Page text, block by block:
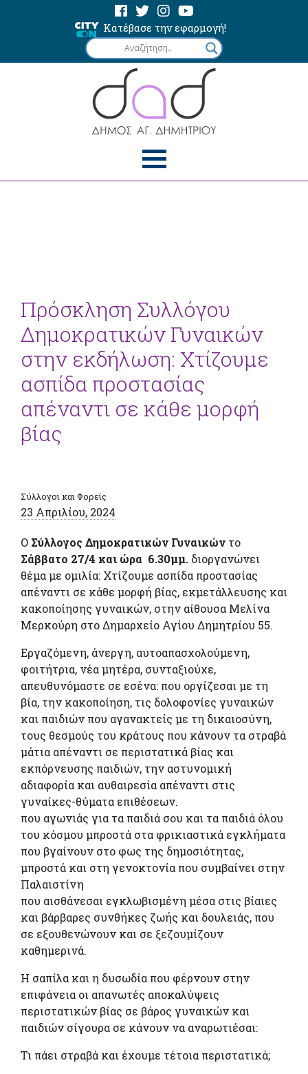
Κατέβασε την εφαρμογή!
Πρόσκληση Συλλόγου
Δημοκρατικών Γυναικών
στην εκδήλωση: Χτίζουμε
ασπίδα προστασίας
απέναντι σε κάθε μορφή
βίας
Σύλλογοι και Φορείς
23 Απριλίου, 2024
Ο Σύλλογος Δημοκρατικών Γυναικών το
Σάββατο 27/4 και ώρα 6.30μμ. διοργανώνει
θέμα με ομιλία: Χτίζουμε ασπίδα προστασίας
απέναντι σε κάθε μορφή βίας, εκμετάλλευσης και
κακοποίησης γυναικών, στην αίθουσα Μελίνα
Μερκούρη στο Δημαρχείο Αγίου Δημητρίου 55.
Εργαζόμενη, άνεργη, αυτοαπασχολούμενη,
φοιτήτρια, νέα μητέρα, συνταξιούχε,
απευθυνόμαστε σε εσένα: που οργίζεσαι με τη
βία, την κακοποίηση, τις δολοφονίες γυναικών
και παιδιών που αγανακτείς με τη δικαιοσύνη,
τους θεσμούς του κράτους που κάνουν τα στραβά
μάτια απέναντι σε περιστατικά βίας και
εκπόρνευσης παιδιών, την αστυνομική
αδιαφορία και αυθαιρεσία απέναντι στις
γυναίκες-θύματα επιθέσεων.
που αγωνιάς για τα παιδιά σου και τα παιδιά όλου
του κόσμου μπροστά στα φρικιαστικά εγκλήματα
που βγαίνουν στο φως της δημοσιότητας,
μπροστά και στη γενοκτονία που συμβαίνει στην
Παλαιστίνη
που αισθάνεσαι εγκλωβισμένη μέσα στις βίαιες
και βάρβαρες συνθήκες ζωής και δουλειάς, που
σε εξουθενώνουν και σε ξεζουμίζουν
καθημερινά.
Η σαπίλα και η δυσωδία που φέρνουν στην
επιφάνεια οι απανωτές αποκαλύψεις
περιστατικών βίας σε βάρος γυναικών και
παιδιών σίγουρα σε κάνουν να αναρωτιέσαι:
Τι πάει στραβά και έχουμε τέτοια περιστατικά;